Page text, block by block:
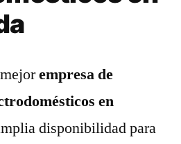
empresa de
en
disponibilidad para